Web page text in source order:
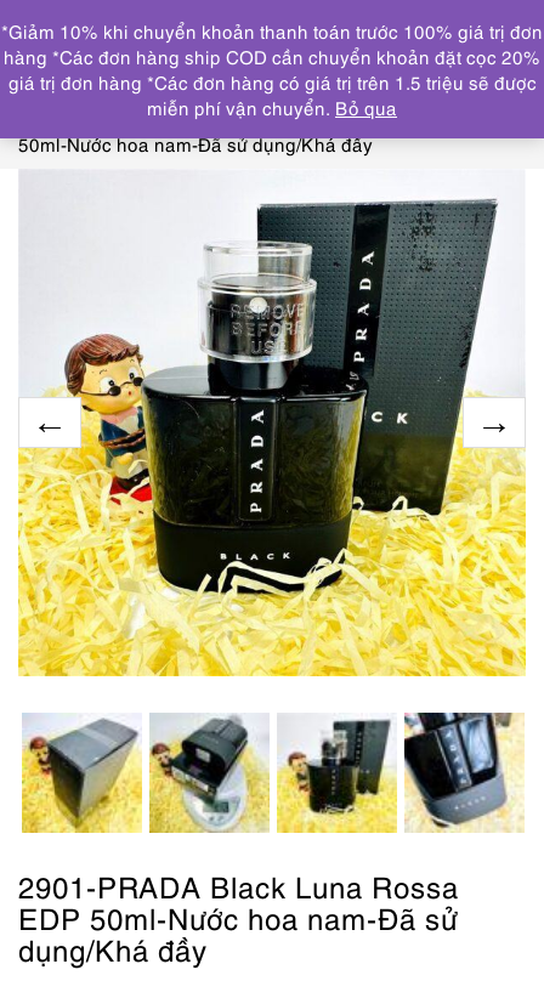
DANH MỤC
Trang chủ NƯỚC HOA
GUCCI, DIOR, SALVATORE,
HERMES, PRADA
2901-PRADA Black Luna Rossa EDP
50ml-Nước hoa nam-Đã sử dụng/Khá đầy
2901-PRADA Black Luna Rossa
EDP 50ml-Nước hoa nam-Đã sử
dụng/Khá đầy
*Giảm 10% khi chuyển khoản thanh toán trước 100% giá trị đơn
hàng *Các đơn hàng ship COD cần chuyển khoản đặt cọc 20%
giá trị đơn hàng *Các đơn hàng có giá trị trên 1.5 triệu sẽ được
miễn phí vận chuyển. Bỏ qua